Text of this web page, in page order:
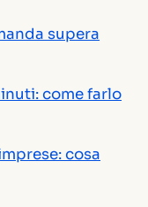
supera
come farlo
cosa